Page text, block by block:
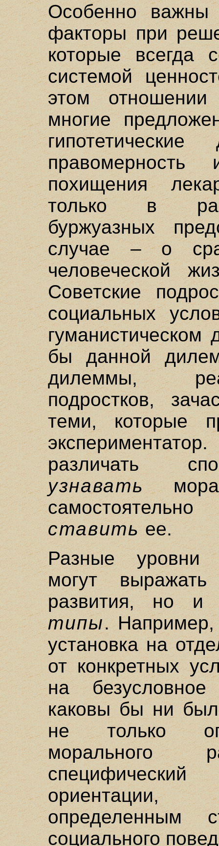
Особенно важны
факторы при
которые всегда
системой
этом
многие
правомерность
похищения
только в
буржуазных
случае – о
человеческой
Советские
социальных
гуманистическом
бы данной
дилеммы,
подростков,
теми, которые
различать
узнавать
ставить ее.
Разные уровни
могут
развития, но
типы. Например,
установка на
от конкретных
на
каковы бы ни
не только
определенным
социального